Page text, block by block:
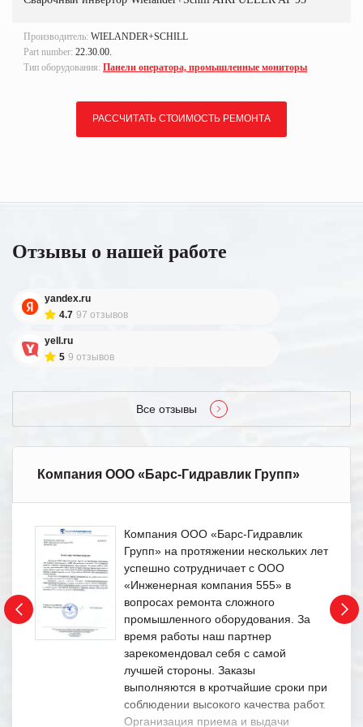
Производитель: WIELANDER+SCHILL
Part number: 22.30.00.
Тип оборудования: Панели оператора, промышленные мониторы
РАССЧИТАТЬ СТОИМОСТЬ РЕМОНТА
Отзывы о нашей работе
yandex.ru
4.7 97 отзывов
yell.ru
5 9 отзывов
Все отзывы
Компания ООО «Барс-Гидравлик Групп»
Компания ООО «Барс-Гидравлик
Групп» на протяжении нескольких лет
успешно сотрудничает с ООО
«Инженерная компания 555» в
вопросах ремонта сложного
промышленного оборудования. За
время работы наш партнер
зарекомендовал себя с самой
лучшей стороны. Заказы
выполняются в кротчайшие сроки при
соблюдении высокого качества работ.
Организация приема и выдачи